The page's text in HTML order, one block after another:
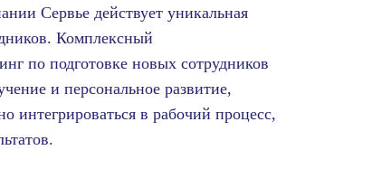
Сервье действует уникальная
Комплексный
по подготовке новых сотрудников
и персональное развитие,
интегрироваться в рабочий процесс,